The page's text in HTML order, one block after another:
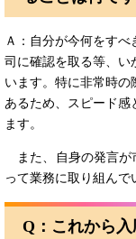
Ａ：自分が今何をす
司に確認を取る等、い
います。特に非常時
あるため、スピード感
ます。
また、自身の発言が
って業務に取り組んで
Q： これから